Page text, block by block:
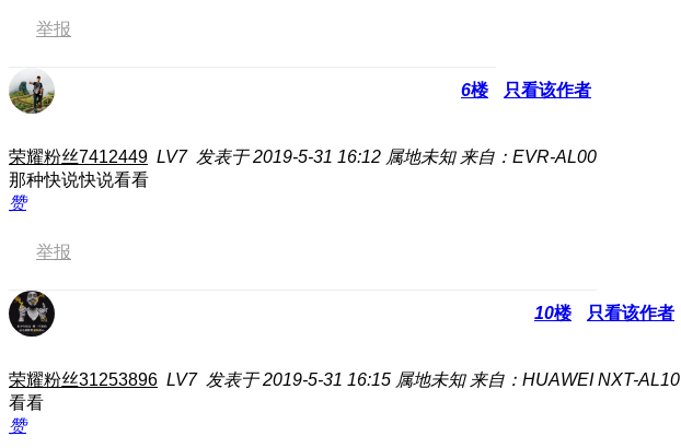
举报
6楼 只看该作者
荣耀粉丝7412449 LV7 发表于 2019-5-31 16:12 属地未知 来自：EVR-AL00
那种快说快说看看
赞
举报
10楼 只看该作者
荣耀粉丝31253896 LV7 发表于 2019-5-31 16:15 属地未知 来自：HUAWEI NXT-AL10
看看
赞